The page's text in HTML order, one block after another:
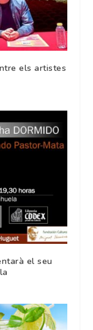
els artistes
el seu